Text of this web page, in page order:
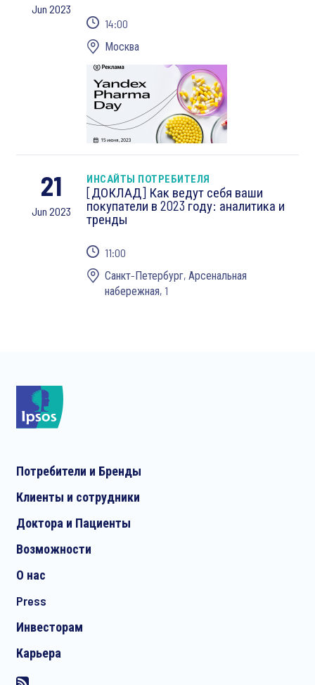
Jun 2023
14:00
Москва
21
Jun 2023
ИНСАЙТЫ ПОТРЕБИТЕЛЯ
[ДОКЛАД] Как ведут себя ваши
покупатели в 2023 году: аналитика и
тренды
11:00
Санкт-Петербург, Арсенальная
набережная, 1
Потребители и Бренды
Клиенты и сотрудники
Доктора и Пациенты
Возможности
О нас
Press
Инвесторам
Карьера